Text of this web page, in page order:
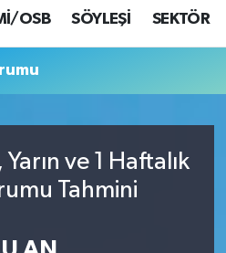
OSB SÖYLEŞİ SEKTÖR
ve 1 Haftalık
Tahmini